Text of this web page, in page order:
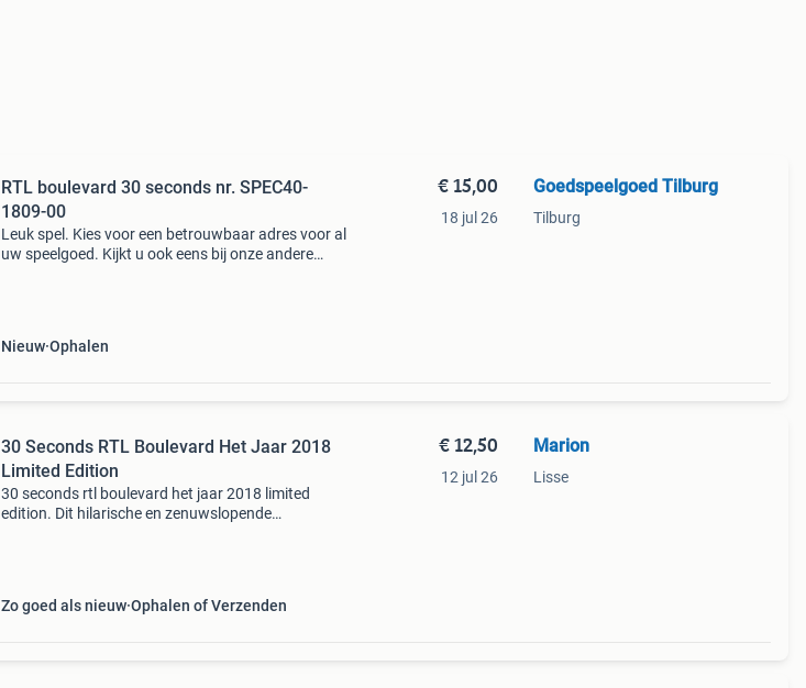
RTL boulevard 30 seconds nr. SPEC40-
1809-00
Leuk spel. Kies voor een betrouwbaar adres voor al
uw speelgoed. Kijkt u ook eens bij onze andere
Nieuw Ophalen
€ 15,00
18 jul 26
Goedspeelgoed Tilburg
Tilburg
30 Seconds RTL Boulevard Het Jaar 2018
Limited Edition
30 seconds rtl boulevard het jaar 2018 limited
edition. Dit hilarische en zenuwslopende
Zo goed als nieuw Ophalen of Verzenden
€ 12,50
12 jul 26
Marion
Lisse